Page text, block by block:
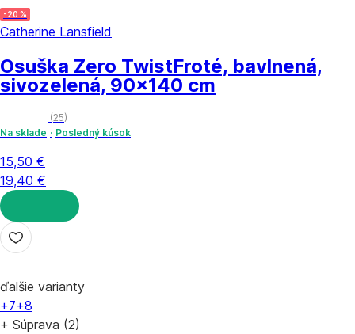
-20 %
Catherine Lansfield
Osuška Zero TwistFroté, bavlnená,
sivozelená, 90x140 cm
(25)
Na sklade
Posledný kúsok
15,50 €
19,40 €
DO KOŠÍKA
ďalšie varianty
+7+8
+ Súprava (2)